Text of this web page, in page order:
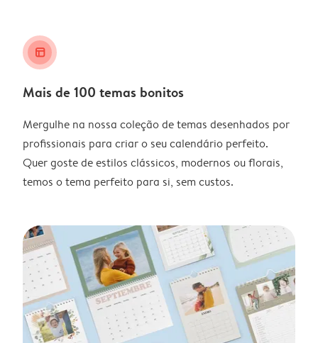
layout_alt
Mais de 100 temas bonitos
Mergulhe na nossa coleção de temas desenhados por
profissionais para criar o seu calendário perfeito.
Quer goste de estilos clássicos, modernos ou florais,
temos o tema perfeito para si, sem custos.